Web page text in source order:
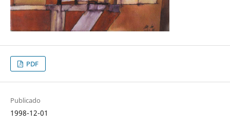
PDF
Publicado
1998-12-01